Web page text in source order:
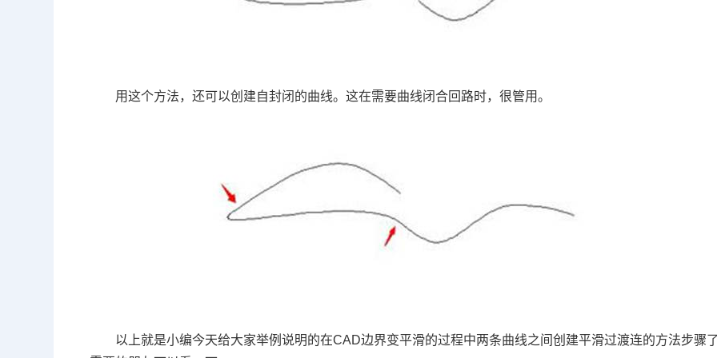
用这个方法，还可以创建自封闭的曲线。这在需要曲线闭合回路时，很管用。
以上就是小编今天给大家举例说明的在CAD边界变平滑的过程中两条曲线之间创建平滑过渡连的方法步骤